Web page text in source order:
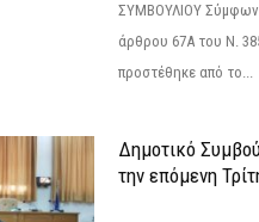
ΣΥΜΒΟΥΛΙΟΥ
άρθρου 67Α του Ν.
προστέθηκε από το...
Δημοτικό
την επόμενη